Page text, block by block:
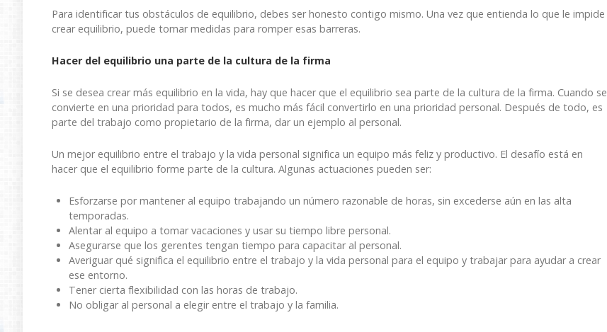
Para identificar tus obstáculos de equilibrio, debes ser honesto contigo mismo. Una vez que entienda lo que le impide
crear equilibrio, puede tomar medidas para romper esas barreras.
Hacer del equilibrio una parte de la cultura de la firma
Si se desea crear más equilibrio en la vida, hay que hacer que el equilibrio sea parte de la cultura de la firma. Cuando se
convierte en una prioridad para todos, es mucho más fácil convertirlo en una prioridad personal. Después de todo, es
parte del trabajo como propietario de la firma, dar un ejemplo al personal.
Un mejor equilibrio entre el trabajo y la vida personal significa un equipo más feliz y productivo. El desafío está en
hacer que el equilibrio forme parte de la cultura. Algunas actuaciones pueden ser:
Esforzarse por mantener al equipo trabajando un número razonable de horas, sin excederse aún en las alta
temporadas.
Alentar al equipo a tomar vacaciones y usar su tiempo libre personal.
Asegurarse que los gerentes tengan tiempo para capacitar al personal.
Averiguar qué significa el equilibrio entre el trabajo y la vida personal para el equipo y trabajar para ayudar a crear
ese entorno.
Tener cierta flexibilidad con las horas de trabajo.
No obligar al personal a elegir entre el trabajo y la familia.